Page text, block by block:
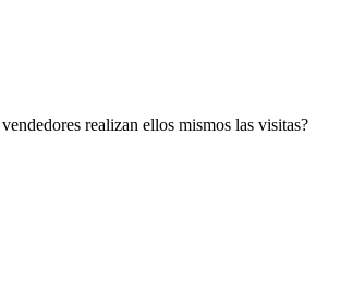
realizan ellos mismos las visitas?